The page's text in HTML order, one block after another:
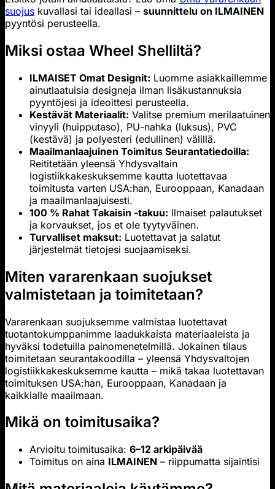
suojus kuvallasi tai ideallasi – suunnittelu on ILMAINEN
pyyntösi perusteella.
Miksi ostaa Wheel Shelliltä?
ILMAISET Omat Designit: Luomme asiakkaillemme
ainutlaatuisia designeja ilman lisäkustannuksia
pyyntöjesi ja ideoittesi perusteella.
Kestävät Materiaalit: Valitse premium merilaatuinen
vinyyli (huipputaso), PU-nahka (luksus), PVC
(kestävä) ja polyesteri (edullinen) välillä.
Maailmanlaajuinen Toimitus Seurantatiedoilla:
Reititetään yleensä Yhdysvaltain
logistiikkakeskuksemme kautta luotettavaa
toimitusta varten USA:han, Eurooppaan, Kanadaan
ja maailmanlaajuisesti.
100 % Rahat Takaisin -takuu: Ilmaiset palautukset
ja korvaukset, jos et ole tyytyväinen.
Turvalliset maksut: Luotettavat ja salatut
järjestelmät tietojesi suojaamiseksi.
Miten vararenkaan suojukset
valmistetaan ja toimitetaan?
Vararenkaan suojuksemme valmistaa luotettavat
tuotantokumppanimme laadukkaista materiaaleista ja
hyväksi todetuilla painomenetelmillä. Jokainen tilaus
toimitetaan seurantakoodilla – yleensä Yhdysvaltojen
logistiikkakeskuksemme kautta – mikä takaa luotettavan
toimituksen USA:han, Eurooppaan, Kanadaan ja
kaikkialle maailmaan.
Mikä on toimitusaika?
Arvioitu toimitusaika: 6–12 arkipäivää
Toimitus on aina ILMAINEN – riippumatta sijaintisi